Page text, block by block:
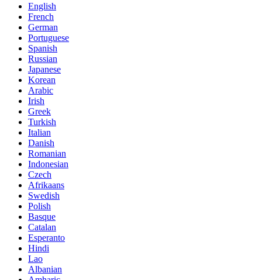
English
French
German
Portuguese
Spanish
Russian
Japanese
Korean
Arabic
Irish
Greek
Turkish
Italian
Danish
Romanian
Indonesian
Czech
Afrikaans
Swedish
Polish
Basque
Catalan
Esperanto
Hindi
Lao
Albanian